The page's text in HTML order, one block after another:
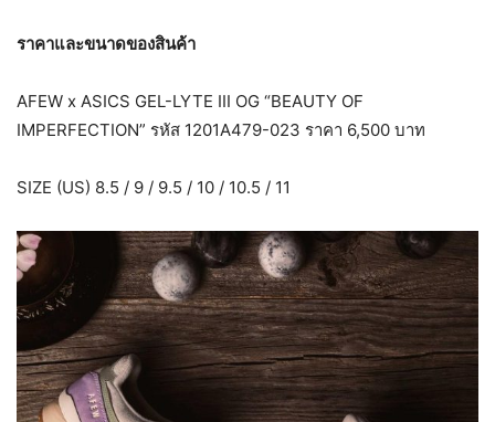
ราคาและขนาดของสินค้า
AFEW x ASICS GEL-LYTE III OG “BEAUTY OF
IMPERFECTION” รหัส 1201A479-023 ราคา 6,500 บาท
SIZE (US) 8.5 / 9 / 9.5 / 10 / 10.5 / 11